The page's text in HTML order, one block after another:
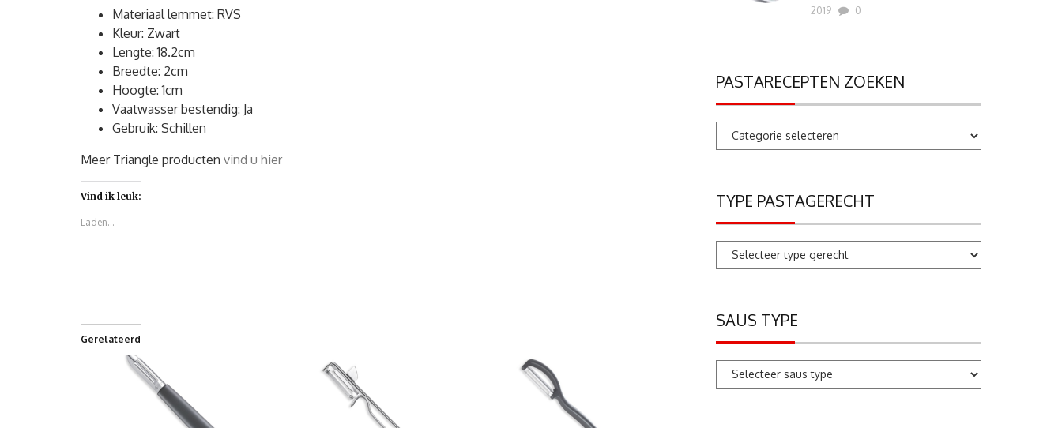
Materiaal lemmet: RVS
Kleur: Zwart
Lengte: 18.2cm
Breedte: 2cm
Hoogte: 1cm
Vaatwasser bestendig: Ja
Gebruik: Schillen
Meer Triangle producten vind u hier
Vind ik leuk:
Laden...
Gerelateerd
2019
0
PASTARECEPTEN ZOEKEN
Pastarecepten
zoeken
TYPE PASTAGERECHT
SAUS TYPE